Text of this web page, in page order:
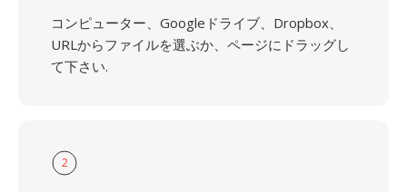
コンピューター、Googleドライブ、Dropbox、
URLからファイルを選ぶか、ページにドラッグし
て下さい.
2